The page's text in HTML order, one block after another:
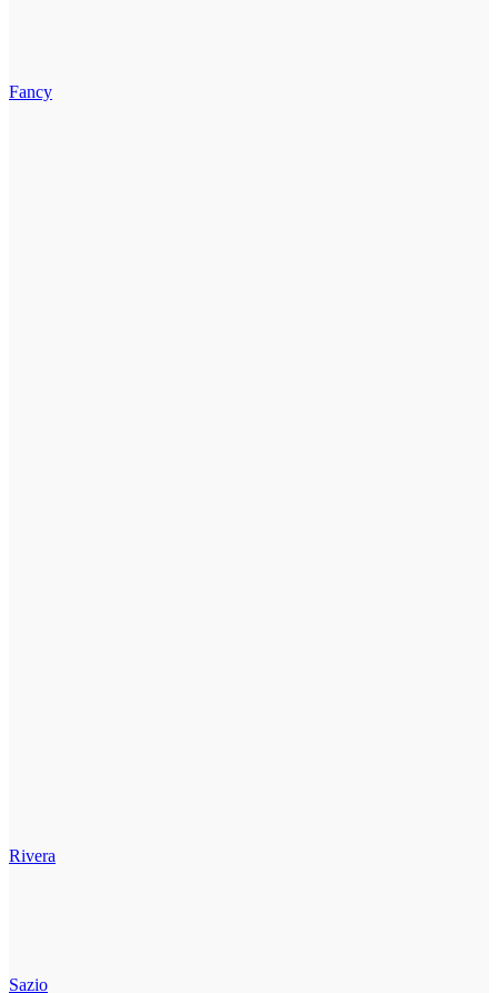
Fancy
Rivera
Sazio